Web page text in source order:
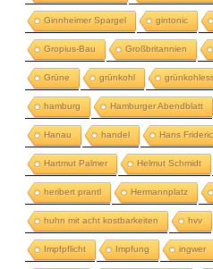
Ginnheimer Spargel gintonic
Gropius-Bau Großbritannien
Grüne grünkohl
hamburg Hamburger Abendblatt
Hanau handel Hans
Hartmut Palmer Helmut Schmidt
heribert prantl Hermannplatz
huhn mit acht kostbarkeiten hvv
Impfpflicht Impfung ingwer